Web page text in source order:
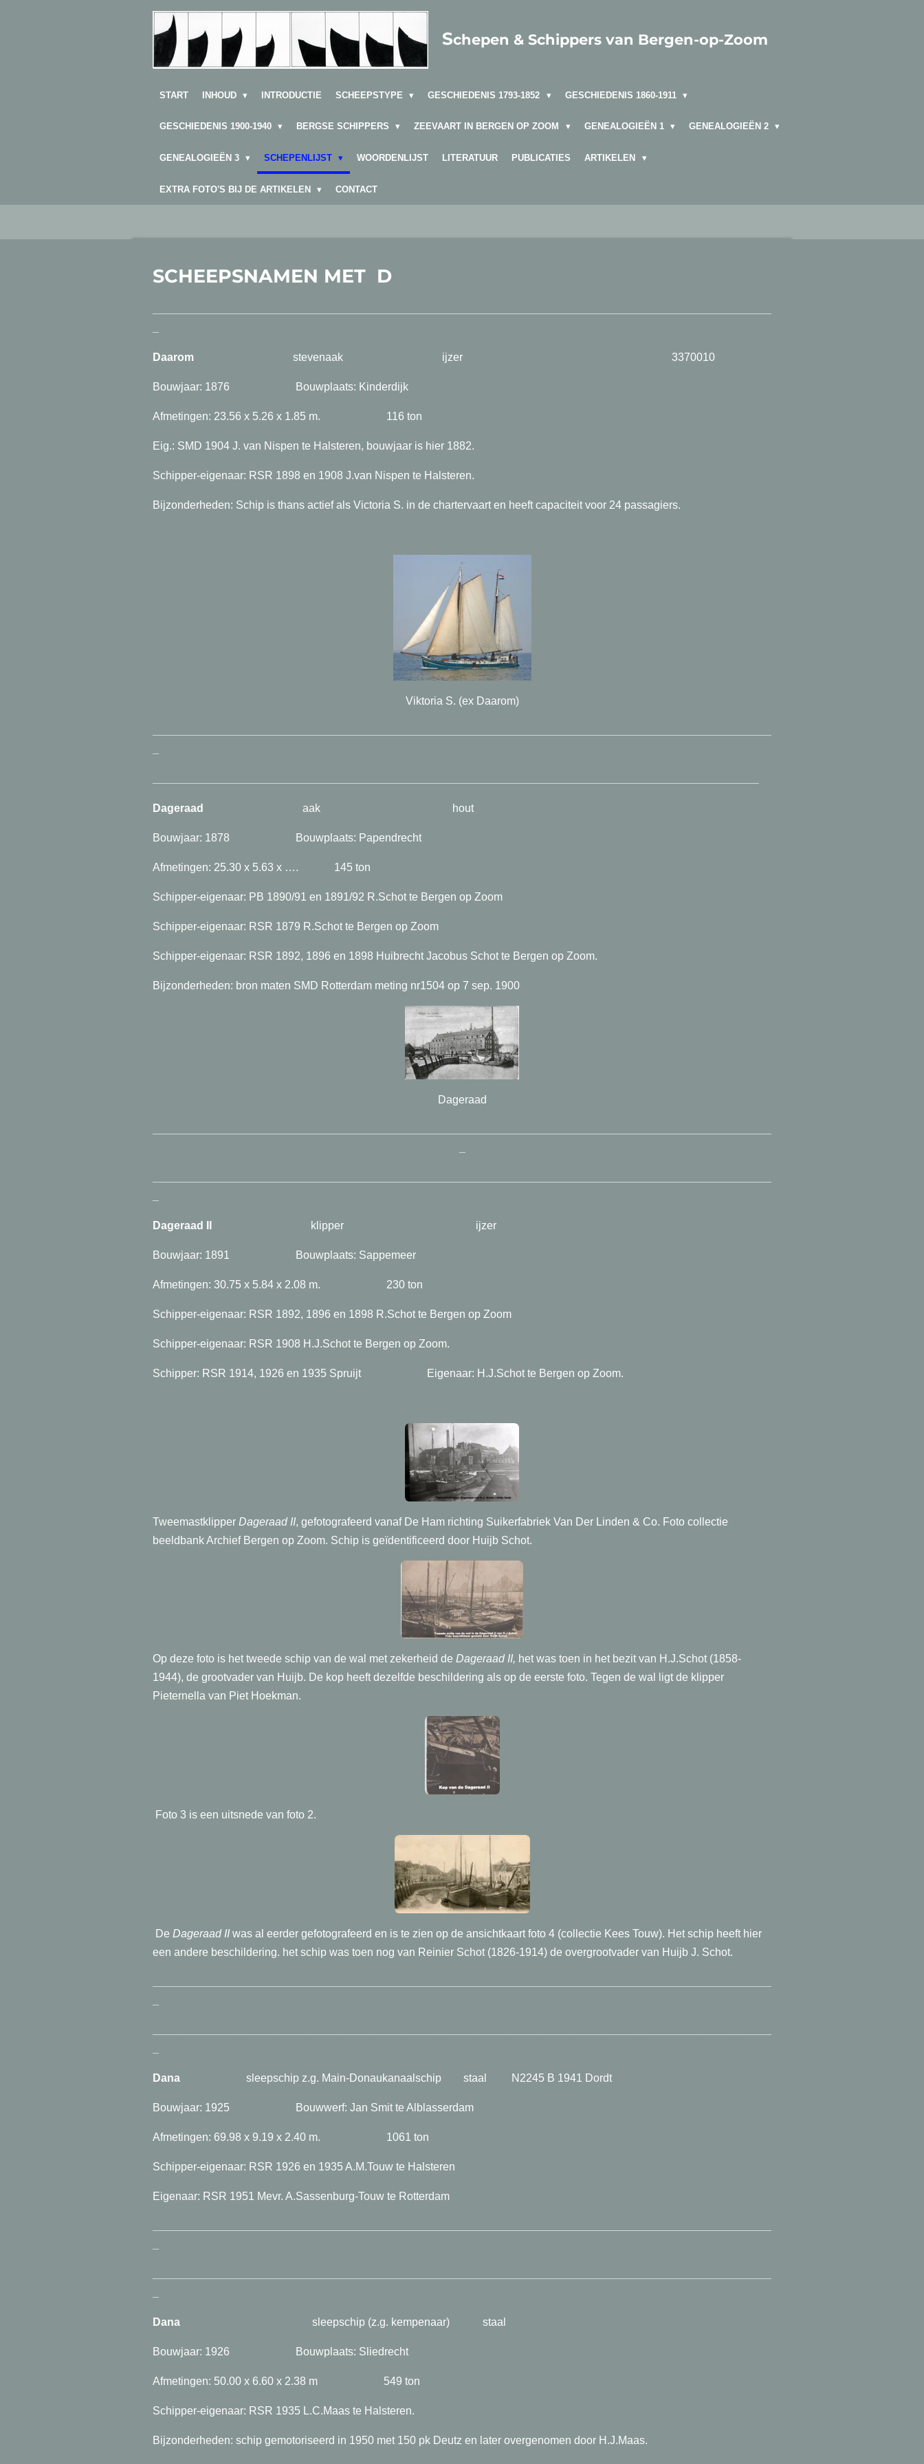
Schepen & Schippers van Bergen-op-Zoom
START INHOUD INTRODUCTIE SCHEEPSTYPE GESCHIEDENIS 1793-1852 GESCHIEDENIS 1860-1911
GESCHIEDENIS 1900-1940 BERGSE SCHIPPERS ZEEVAART IN BERGEN OP ZOOM GENEALOGIEËN 1 GENEALOGIEËN 2
GENEALOGIEËN 3 SCHEPENLIJST WOORDENLIJST LITERATUUR PUBLICATIES ARTIKELEN
EXTRA FOTO'S BIJ DE ARTIKELEN CONTACT
SCHEEPSNAMEN MET D
Daarom stevenaak ijzer 3370010
Bouwjaar: 1876 Bouwplaats: Kinderdijk
Afmetingen: 23.56 x 5.26 x 1.85 m. 116 ton
Eig.: SMD 1904 J. van Nispen te Halsteren, bouwjaar is hier 1882.
Schipper-eigenaar: RSR 1898 en 1908 J.van Nispen te Halsteren.
Bijzonderheden: Schip is thans actief als Victoria S. in de chartervaart en heeft capaciteit voor 24 passagiers.
Viktoria S. (ex Daarom)
Dageraad aak hout
Bouwjaar: 1878 Bouwplaats: Papendrecht
Afmetingen: 25.30 x 5.63 x …. 145 ton
Schipper-eigenaar: PB 1890/91 en 1891/92 R.Schot te Bergen op Zoom
Schipper-eigenaar: RSR 1879 R.Schot te Bergen op Zoom
Schipper-eigenaar: RSR 1892, 1896 en 1898 Huibrecht Jacobus Schot te Bergen op Zoom.
Bijzonderheden: bron maten SMD Rotterdam meting nr1504 op 7 sep. 1900
Dageraad
Dageraad II klipper ijzer
Bouwjaar: 1891 Bouwplaats: Sappemeer
Afmetingen: 30.75 x 5.84 x 2.08 m. 230 ton
Schipper-eigenaar: RSR 1892, 1896 en 1898 R.Schot te Bergen op Zoom
Schipper-eigenaar: RSR 1908 H.J.Schot te Bergen op Zoom.
Schipper: RSR 1914, 1926 en 1935 Spruijt Eigenaar: H.J.Schot te Bergen op Zoom.
Tweemastklipper Dageraad II, gefotografeerd vanaf De Ham richting Suikerfabriek Van Der Linden & Co. Foto collectie
beeldbank Archief Bergen op Zoom. Schip is geïdentificeerd door Huijb Schot.
Op deze foto is het tweede schip van de wal met zekerheid de Dageraad II, het was toen in het bezit van H.J.Schot (1858-
1944), de grootvader van Huijb. De kop heeft dezelfde beschildering als op de eerste foto. Tegen de wal ligt de klipper
Pieternella van Piet Hoekman.
Foto 3 is een uitsnede van foto 2.
De Dageraad II was al eerder gefotografeerd en is te zien op de ansichtkaart foto 4 (collectie Kees Touw). Het schip heeft hier
een andere beschildering. het schip was toen nog van Reinier Schot (1826-1914) de overgrootvader van Huijb J. Schot.
Dana sleepschip z.g. Main-Donaukanaalschip staal N2245 B 1941 Dordt
Bouwjaar: 1925 Bouwwerf: Jan Smit te Alblasserdam
Afmetingen: 69.98 x 9.19 x 2.40 m. 1061 ton
Schipper-eigenaar: RSR 1926 en 1935 A.M.Touw te Halsteren
Eigenaar: RSR 1951 Mevr. A.Sassenburg-Touw te Rotterdam
Dana sleepschip (z.g. kempenaar) staal
Bouwjaar: 1926 Bouwplaats: Sliedrecht
Afmetingen: 50.00 x 6.60 x 2.38 m 549 ton
Schipper-eigenaar: RSR 1935 L.C.Maas te Halsteren.
Bijzonderheden: schip gemotoriseerd in 1950 met 150 pk Deutz en later overgenomen door H.J.Maas.